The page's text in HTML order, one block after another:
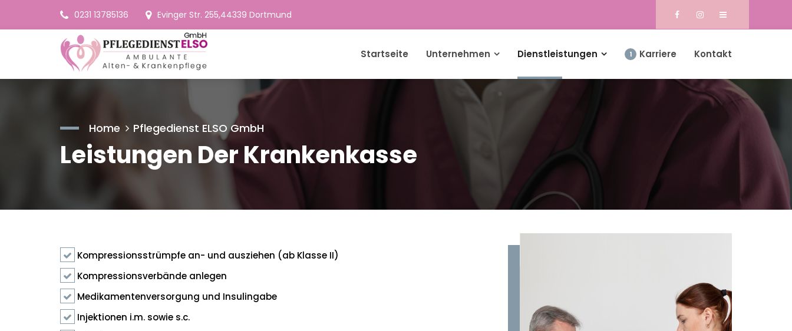
0231 13785136 Evinger Str. 255, ​​​​​​​44339 Dortmund
Startseite Unternehmen Dienstleistungen 1 Karriere Kontakt
Home Pflegedienst ELSO GmbH
Leistungen Der Krankenkasse
Kompressionsstrümpfe an- und ausziehen (ab Klasse II)
Kompressionsverbände anlegen
Medikamentenversorgung und Insulingabe
Injektionen i.m. sowie s.c.